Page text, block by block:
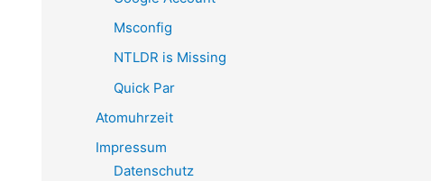
Msconfig
NTLDR is Missing
Quick Par
Atomuhrzeit
Impressum
Datenschutz